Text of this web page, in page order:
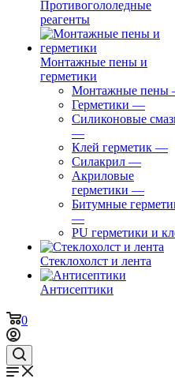
Противогололедные
реагенты
Монтажные пены и
герметики
Монтажные пены
Герметики —
Силиконовые
—
Клей герметик —
Силакрил —
Акриловые
герметики —
Битумные
—
PU герметики и
Стеклохолст и лента
Антисептики
0